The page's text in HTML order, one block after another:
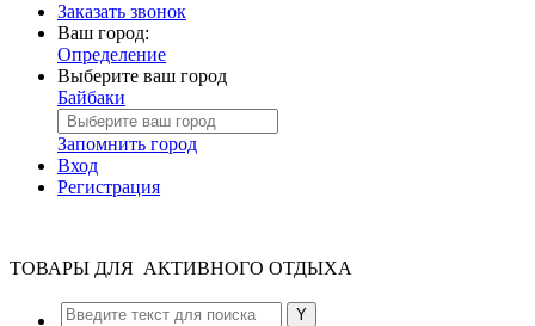
Заказать звонок
Ваш город:
Определение
Выберите ваш город
Байбаки
Запомнить город
Вход
Регистрация
ТОВАРЫ ДЛЯ АКТИВНОГО ОТДЫХА